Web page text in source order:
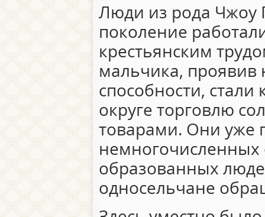
Люди из рода Чжоу
поколение
крестьянским
мальчика,
способности,
округе торговлю
товарами. Они уже
немногочисленных
образованных
односельчане